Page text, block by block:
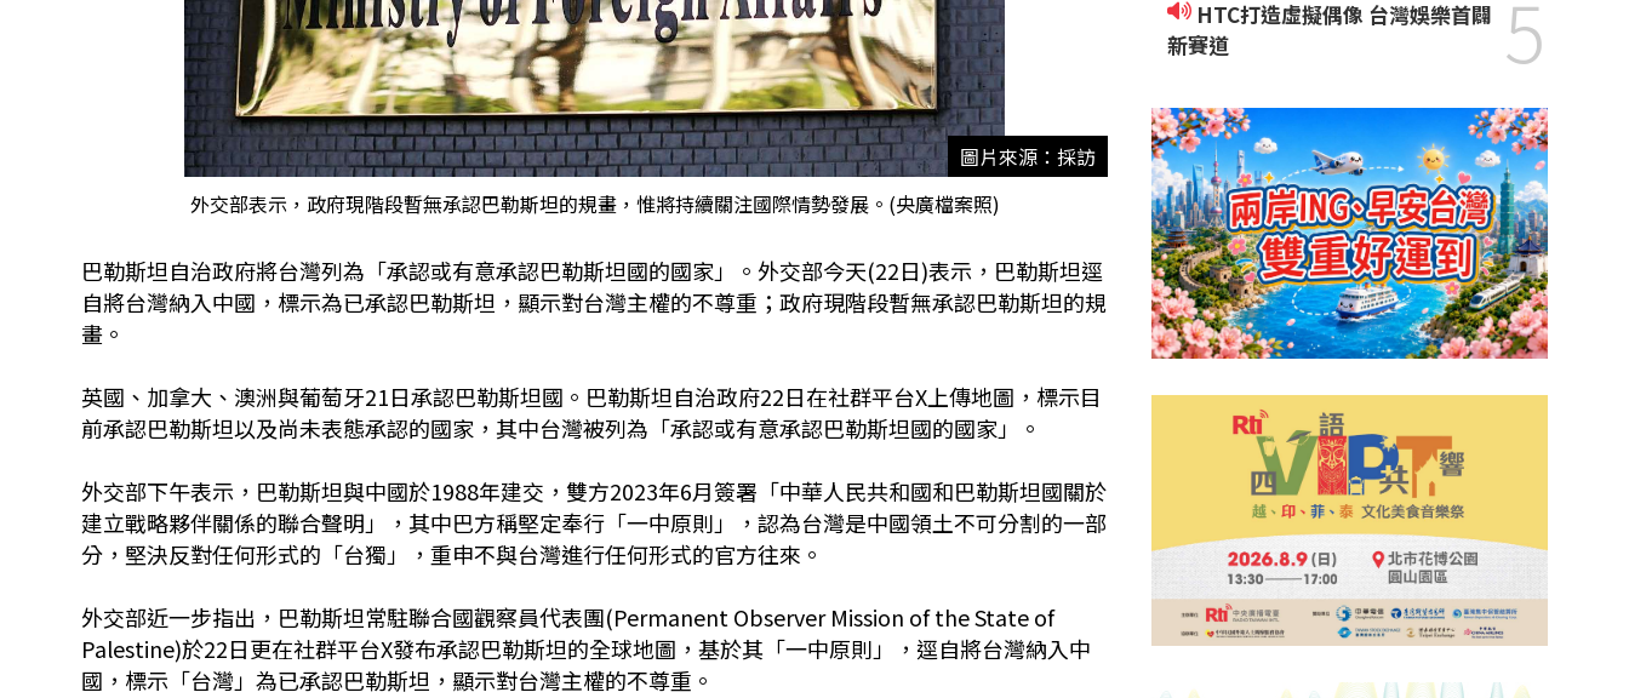
圖片來源：採訪
外交部表示，政府現階段暫無承認巴勒斯坦的規畫，惟將持續關注國際情勢發展。(央廣檔案照)
巴勒斯坦自治政府將台灣列為「承認或有意承認巴勒斯坦國的國家」。 外交部今天(22日)表示，巴勒斯坦逕
自將台灣納入中國，標示為已承認巴勒斯坦，顯示對台灣主權的不尊重；政府現階段暫無承認巴勒斯坦的規
畫。
英國、加拿大、澳洲與葡萄牙21日承認巴勒斯坦國。巴勒斯坦自治政府22日在社群平台X上傳地圖，標示目
前承認巴勒斯坦以及尚未表態承認的國家，其中台灣被列為「承認或有意承認巴勒斯坦國的國家」。
外交部下午表示，巴勒斯坦與中國於1988年建交，雙方2023年6月簽署「中華人民共和國和巴勒斯坦國關於
建立戰略夥伴關係的聯合聲明」，其中巴方稱堅定奉行「一中原則」，認為台灣是中國領土不可分割的一部
分，堅決反對任何形式的「台獨」，重申不與台灣進行任何形式的官方往來。
外交部近一步指出，巴勒斯坦常駐聯合國觀察員代表團(Permanent Observer Mission of the State of
Palestine)於22日更在社群平台X發布承認巴勒斯坦的全球地圖，基於其「一中原則」，逕自將台灣納入中
國，標示「台灣」為已承認巴勒斯坦，顯示對台灣主權的不尊重。
新賽道
5